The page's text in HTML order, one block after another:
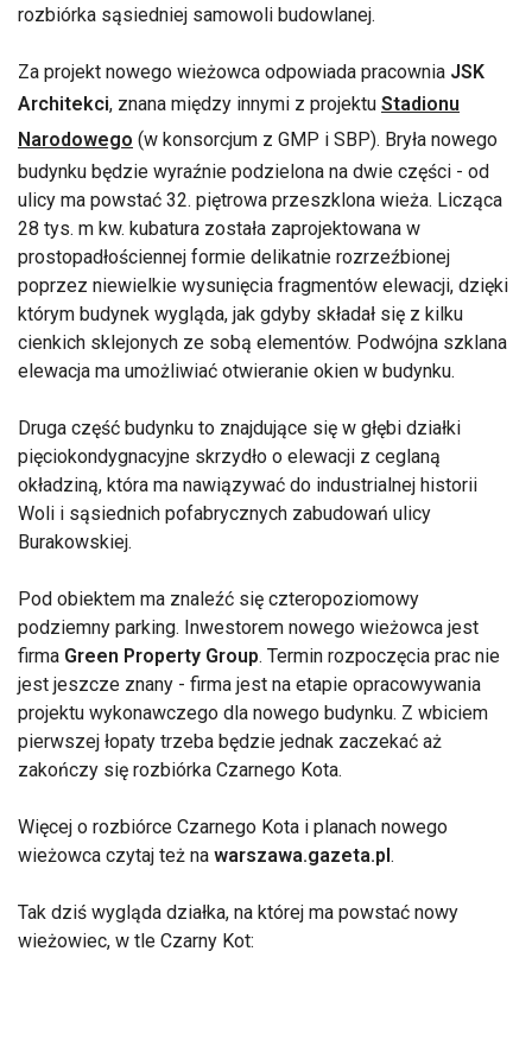
rozbiórka sąsiedniej samowoli budowlanej.
Za projekt nowego wieżowca odpowiada pracownia JSK
Architekci, znana między innymi z projektu Stadionu
Narodowego (w konsorcjum z GMP i SBP). Bryła nowego
budynku będzie wyraźnie podzielona na dwie części - od
ulicy ma powstać 32. piętrowa przeszklona wieża. Licząca
28 tys. m kw. kubatura została zaprojektowana w
prostopadłościennej formie delikatnie rozrzeźbionej
poprzez niewielkie wysunięcia fragmentów elewacji, dzięki
którym budynek wygląda, jak gdyby składał się z kilku
cienkich sklejonych ze sobą elementów. Podwójna szklana
elewacja ma umożliwiać otwieranie okien w budynku.
Druga część budynku to znajdujące się w głębi działki
pięciokondygnacyjne skrzydło o elewacji z ceglaną
okładziną, która ma nawiązywać do industrialnej historii
Woli i sąsiednich pofabrycznych zabudowań ulicy
Burakowskiej.
Pod obiektem ma znaleźć się czteropoziomowy
podziemny parking. Inwestorem nowego wieżowca jest
firma Green Property Group. Termin rozpoczęcia prac nie
jest jeszcze znany - firma jest na etapie opracowywania
projektu wykonawczego dla nowego budynku. Z wbiciem
pierwszej łopaty trzeba będzie jednak zaczekać aż
zakończy się rozbiórka Czarnego Kota.
Więcej o rozbiórce Czarnego Kota i planach nowego
wieżowca czytaj też na warszawa.gazeta.pl.
Tak dziś wygląda działka, na której ma powstać nowy
wieżowiec, w tle Czarny Kot: